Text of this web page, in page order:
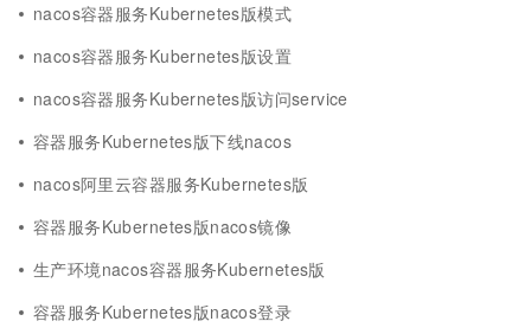
nacos容器服务Kubernetes版模式
nacos容器服务Kubernetes版设置
nacos容器服务Kubernetes版访问service
容器服务Kubernetes版下线nacos
nacos阿里云容器服务Kubernetes版
容器服务Kubernetes版nacos镜像
生产环境nacos容器服务Kubernetes版
容器服务Kubernetes版nacos登录